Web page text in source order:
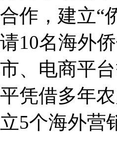
合作，建立“
请10名海外
市、电商平
平凭借多年
立5个海外营